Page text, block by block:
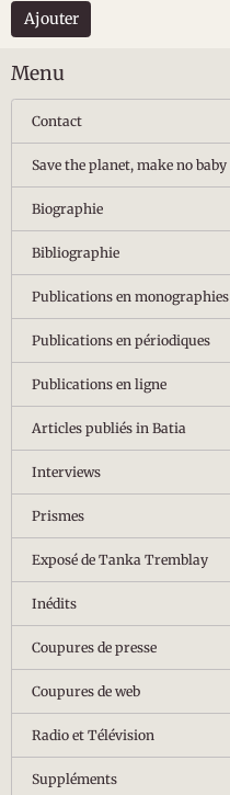
Ajouter
Menu
Contact
Save the planet, make no baby
Biographie
Bibliographie
Publications en monographies
Publications en périodiques
Publications en ligne
Articles publiés in Batia
Interviews
Prismes
Exposé de Tanka Tremblay
Inédits
Coupures de presse
Coupures de web
Radio et Télévision
Suppléments